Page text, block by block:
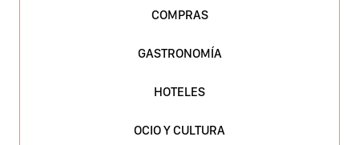
COMPRAS
GASTRONOMÍA
HOTELES
OCIO Y CULTURA